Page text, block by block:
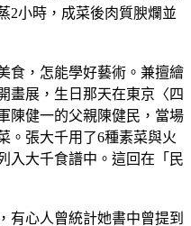
2小時，成菜後肉質腴爛並
食，怎能學好藝術。兼擅繪
畫展，生日那天在東京〈四
陳健一的父親陳健民，當場
。張大千用了6種素菜與火
入大千食譜中。這回在「民
有心人曾統計她書中曾提到